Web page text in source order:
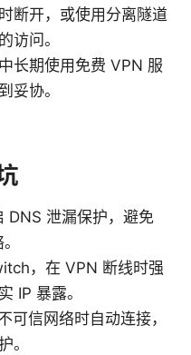
断开，或使用分离隧道
访问。
长期使用免费 VPN 服
妥协。
DNS 泄漏保护，避免
，在 VPN 断线时强
IP 暴露。
可信网络时自动连接，
。